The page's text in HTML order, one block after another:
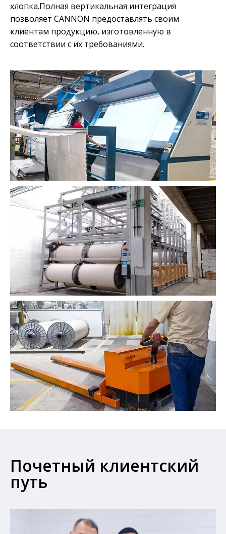
хлопка.Полная вертикальная интеграция
позволяет CANNON предоставлять своим
клиентам продукцию, изготовленную в
соответствии с их требованиями.
Почетный клиентский
путь